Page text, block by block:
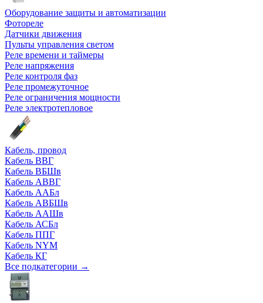
Оборудование защиты и автоматизации
Фотореле
Датчики движения
Пульты управления светом
Реле времени и таймеры
Реле напряжения
Реле контроля фаз
Реле промежуточное
Реле ограничения мощности
Реле электротепловое
Кабель, провод
Кабель ВВГ
Кабель ВБШв
Кабель АВВГ
Кабель ААБл
Кабель АВБШв
Кабель ААШв
Кабель АСБл
Кабель ППГ
Кабель NYM
Кабель КГ
Все подкатегории →